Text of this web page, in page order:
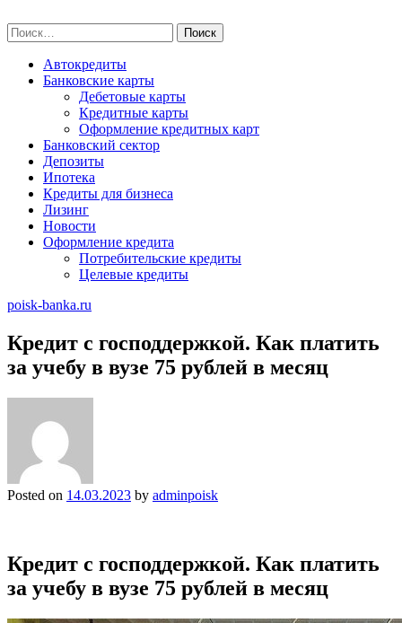
to
content
Найти:
Автокредиты
Банковские карты
Дебетовые карты
Кредитные карты
Оформление кредитных карт
Банковский сектор
Депозиты
Ипотека
Кредиты для бизнеса
Лизинг
Новости
Оформление кредита
Потребительские кредиты
Целевые кредиты
poisk-banka.ru
Кредит с господдержкой. Как платить
за учебу в вузе 75 рублей в месяц
Posted on 14.03.2023 by adminpoisk
Кредит с господдержкой. Как платить
за учебу в вузе 75 рублей в месяц